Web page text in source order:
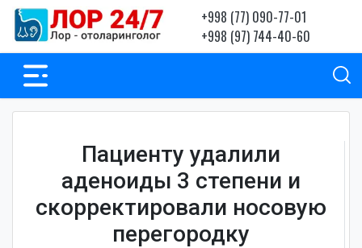
+998 (77) 090-77-01
+998 (97) 744-40-60
Пациенту удалили
аденоиды 3 степени и
скорректировали носовую
перегородку